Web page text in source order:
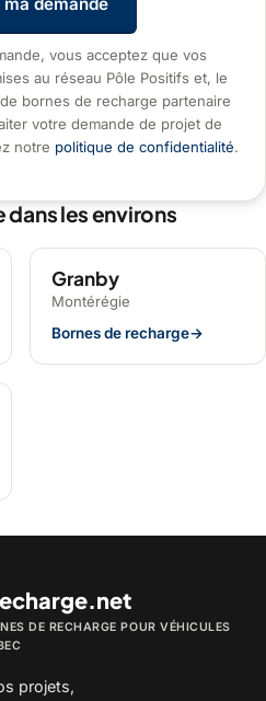
vous acceptez que vos
au réseau Pôle Positifs et, le
bornes de recharge partenaire
votre demande de projet de
notre politique de confidentialité.
dans les environs
Granby
Montérégie
Bornes de recharge→
DE RECHARGE POUR VÉHICULES
projets,